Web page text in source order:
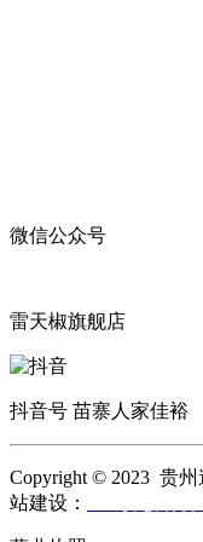
微信公众号
雷天椒旗舰店
抖音号 苗寨人家佳裕
Copyright © 2023 贵
站建设：